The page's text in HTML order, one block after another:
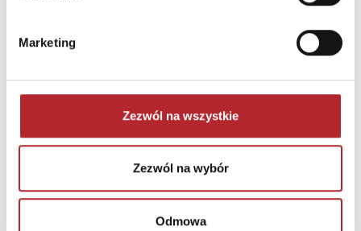
Marketing
Zezwól na wszystkie
Zezwól na wybór
Odmowa
zobacz więcej
TOP 100